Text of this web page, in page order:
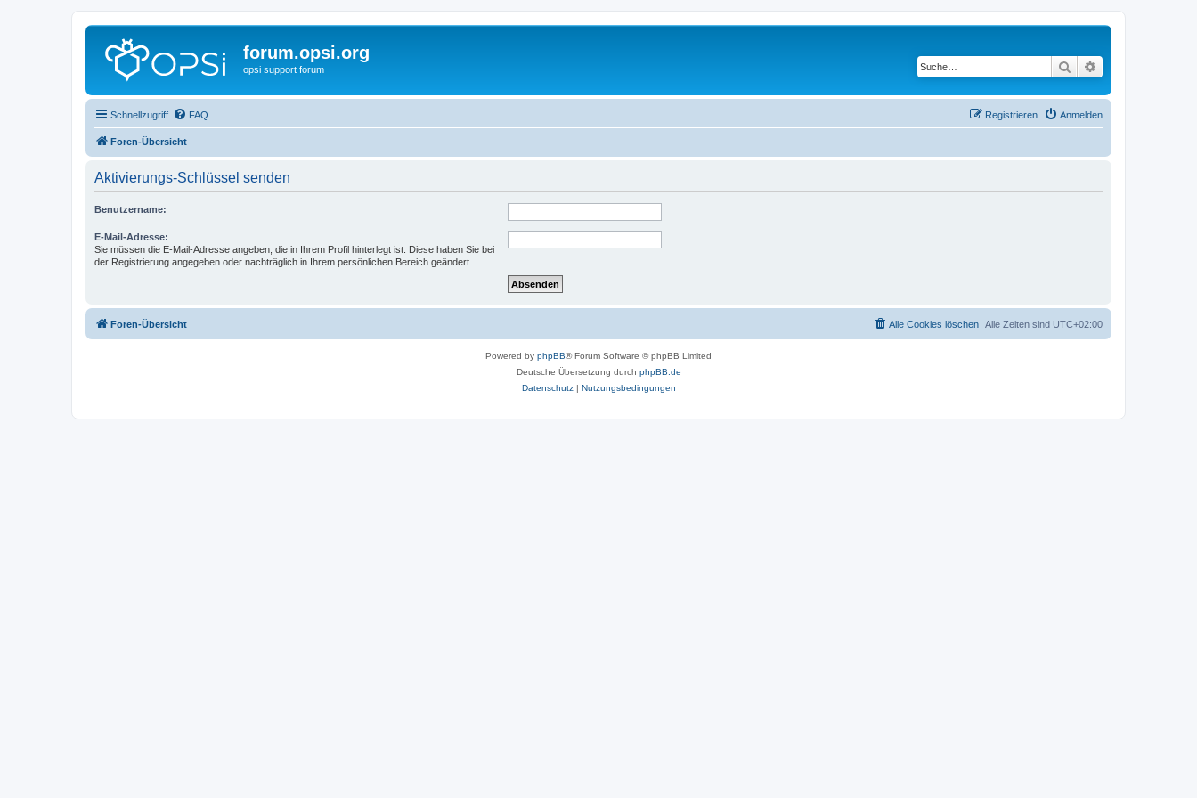
forum.opsi.org
opsi support forum Suche
Schnellzugriff FAQ Anmelden
Registrieren
Foren-Übersicht
Aktivierungs-Schlüssel senden
Benutzername:
E-Mail-Adresse:
Sie müssen die E-Mail-Adresse angeben, die in Ihrem Profil hinterlegt ist. Diese haben Sie bei
der Registrierung angegeben oder nachträglich in Ihrem persönlichen Bereich geändert.
Foren-Übersicht Alle Zeiten sind UTC+02:00
Alle Cookies löschen
Powered by phpBB® Forum Software © phpBB Limited
Deutsche Übersetzung durch phpBB.de
Datenschutz| Nutzungsbedingungen